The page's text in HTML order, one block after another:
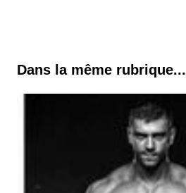
l’article
Dans la même rubrique...